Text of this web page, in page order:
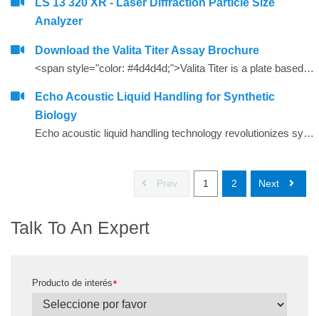
LS 13 320 XR - Laser Diffraction Particle Size
Analyzer
Download the Valita Titer Assay Brochure
<span style="color: #4d4d4d;">Valita Titer is a plate based, 96 and 384-well assay that offers a rapid, cost effective way to measure IgG. Valita Titer is among the industry&rsquo;s fastest IgG tests and is compatible with all plate readers with a Fluorescence Polarization module.<strong></strong></span>
Echo Acoustic Liquid Handling for Synthetic
Biology
Echo acoustic liquid handling technology revolutionizes synthetic biology applications by using sound energy to enable highly accurate, fully automated, non-contact dispensing of fluids in nL to &micro;L volumes. By reducing reaction volumes the Echo offers significant reagent costand time-savings while improving reaction efficiency.
Prev 1 2 Next
Talk To An Expert
*
Producto de interés